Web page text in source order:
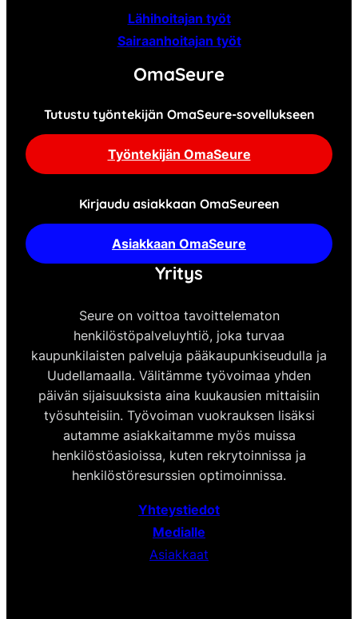
Lähihoitajan työt
Sairaanhoitajan työt
OmaSeure
Tutustu työntekijän OmaSeure-sovellukseen
Työntekijän OmaSeure
Kirjaudu asiakkaan OmaSeureen
Asiakkaan OmaSeure
Yritys
Seure on voittoa tavoittelematon
henkilöstöpalveluyhtiö, joka turvaa
kaupunkilaisten palveluja pääkaupunkiseudulla ja
Uudellamaalla. Välitämme työvoimaa yhden
päivän sijaisuuksista aina kuukausien mittaisiin
työsuhteisiin. Työvoiman vuokrauksen lisäksi
autamme asiakkaitamme myös muissa
henkilöstöasioissa, kuten rekrytoinnissa ja
henkilöstöresurssien optimoinnissa.
Yhteystiedot
Medialle
Asiakkaat